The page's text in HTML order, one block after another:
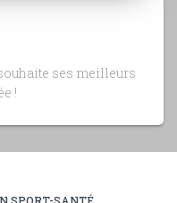
ses meilleurs
!